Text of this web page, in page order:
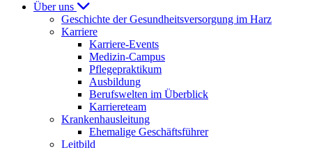
Über uns
Geschichte der Gesundheitsversorgung im Harz
Karriere
Karriere-Events
Medizin-Campus
Pflegepraktikum
Ausbildung
Berufswelten im Überblick
Karriereteam
Krankenhausleitung
Ehemalige Geschäftsführer
Leitbild